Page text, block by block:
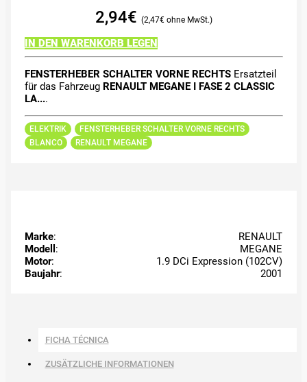
2,94€ 2,47€
IN DEN WARENKORB LEGEN
FENSTERHEBER SCHALTER VORNE RECHTSErsatzteil
für das Fahrzeug RENAULT MEGANE I FASE 2 CLASSIC
LA....
ELEKTRIK
FENSTERHEBER SCHALTER VORNE RECHTS
BLANCO
RENAULT MEGANE
Marke:
RENAULT
Modell :
MEGANE
Motor:
1.9 DCi Expression (102CV)
Baujahr: 2001
FICHA TÉCNICA
ZUSÄTZLICHE INFORMATIONEN